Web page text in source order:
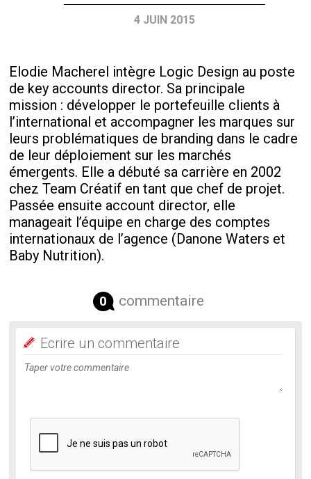
4 JUIN 2015
Elodie Macherel intègre Logic Design au poste
de key accounts director. Sa principale
mission : développer le portefeuille clients à
l’international et accompagner les marques sur
leurs problématiques de branding dans le cadre
de leur déploiement sur les marchés
émergents. Elle a débuté sa carrière en 2002
chez Team Créatif en tant que chef de projet.
Passée ensuite account director, elle
manageait l’équipe en charge des comptes
internationaux de l’agence (Danone Waters et
Baby Nutrition).
0 commentaire
Ecrire un commentaire